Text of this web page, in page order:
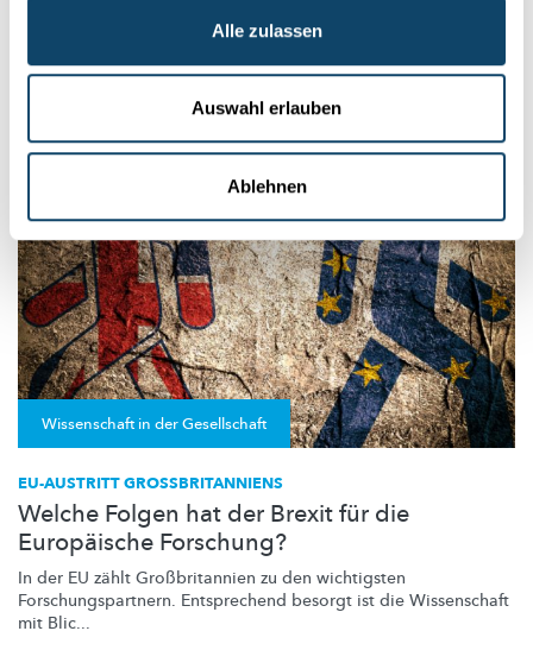
Alle zulassen
Auswahl erlauben
Ablehnen
Forscher aus Luxemburg und London haben festgestellt: Nach
de...
Wissenschaft in der Gesellschaft
EU-AUSTRITT GROSSBRITANNIENS
Welche Folgen hat der Brexit für die
Europäische Forschung?
In der EU zählt Großbritannien zu den wichtigsten
Forschungspartnern. Entsprechend besorgt ist die Wissenschaft
mit Blic...